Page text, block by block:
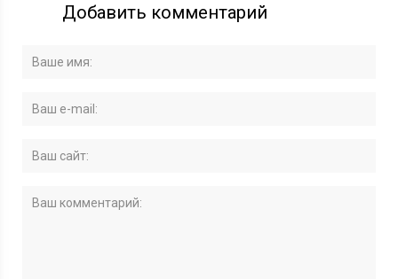
Добавить комментарий